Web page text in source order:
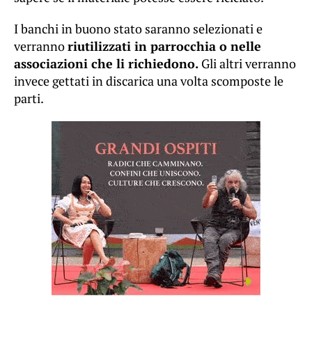
I banchi in buono stato saranno selezionati e
verrannoriutilizzati in parrocchia o nelle
associazioni che li richiedono. Gli altri verranno
invece gettati in discarica una volta scomposte le
parti.